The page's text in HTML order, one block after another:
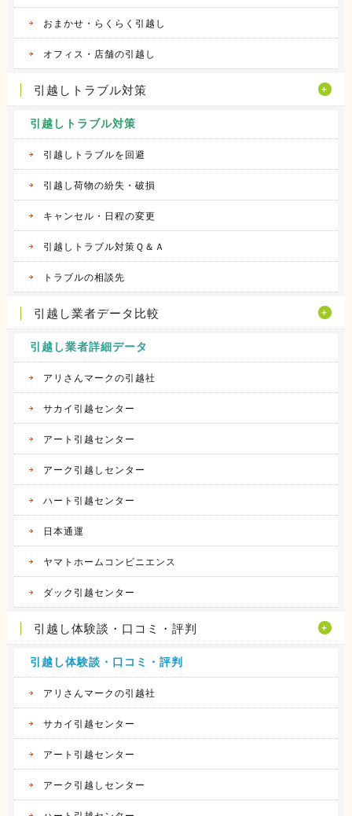
おまかせ・らくらく引越し
オフィス・店舗の引越し
引越しトラブル対策
引越しトラブル対策
引越しトラブルを回避
引越し荷物の紛失・破損
キャンセル・日程の変更
引越しトラブル対策Ｑ＆Ａ
トラブルの相談先
引越し業者データ比較
引越し業者詳細データ
アリさんマークの引越社
サカイ引越センター
アート引越センター
アーク引越しセンター
ハート引越センター
日本通運
ヤマトホームコンビニエンス
ダック引越センター
引越し体験談・口コミ・評判
引越し体験談・口コミ・評判
アリさんマークの引越社
サカイ引越センター
アート引越センター
アーク引越しセンター